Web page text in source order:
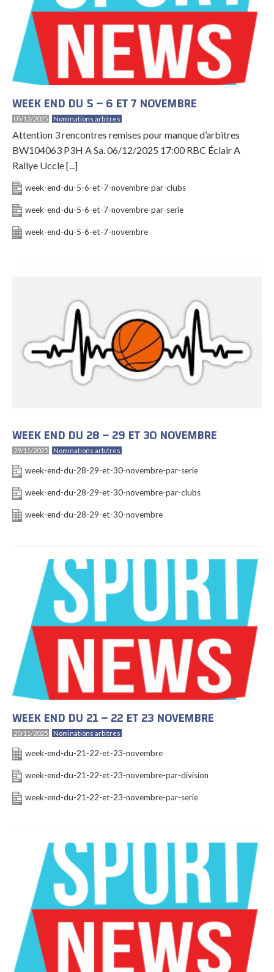
WEEK END DU 5 – 6 ET 7 NOVEMBRE
05/12/2025 Nominations arbitres
Attention 3 rencontres remises pour manque d’arbitres
BW104063 P3H A Sa. 06/12/2025 17:00 RBC Éclair A
Rallye Uccle [...]
week-end-du-5-6-et-7-novembre-par-clubs
week-end-du-5-6-et-7-novembre-par-serie
week-end-du-5-6-et-7-novembre
WEEK END DU 28 – 29 ET 30 NOVEMBRE
29/11/2025 Nominations arbitres
week-end-du-28-29-et-30-novembre-par-serie
week-end-du-28-29-et-30-novembre-par-clubs
week-end-du-28-29-et-30-novembre
WEEK END DU 21 – 22 ET 23 NOVEMBRE
20/11/2025 Nominations arbitres
week-end-du-21-22-et-23-novembre
week-end-du-21-22-et-23-novembre-par-division
week-end-du-21-22-et-23-novembre-par-serie